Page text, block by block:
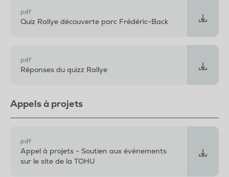
pdf
Quiz Rallye découverte parc Frédéric-Back
pdf
Réponses du quizz Rallye
Appels à projets
pdf
Appel à projets - Soutien aux événements
sur le site de la TOHU